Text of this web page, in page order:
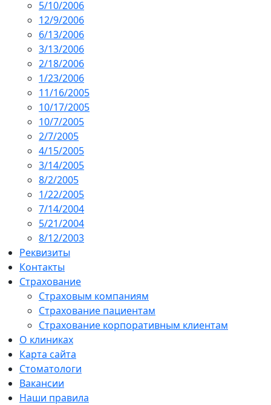
5/10/2006
12/9/2006
6/13/2006
3/13/2006
2/18/2006
1/23/2006
11/16/2005
10/17/2005
10/7/2005
2/7/2005
4/15/2005
3/14/2005
8/2/2005
1/22/2005
7/14/2004
5/21/2004
8/12/2003
Реквизиты
Контакты
Страхование
Страховым компаниям
Страхование пациентам
Страхование корпоративным клиентам
О клиниках
Карта сайта
Стоматологи
Вакансии
Наши правила